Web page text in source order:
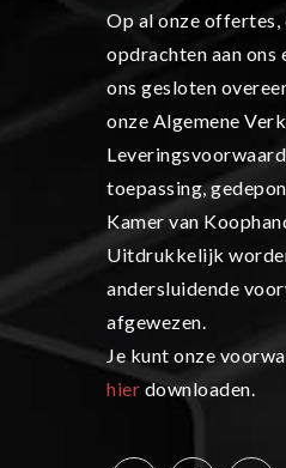
Op al onze offertes,
opdrachten aan ons
ons gesloten
onze Algemene
toepassing,
Kamer van
Uitdrukkelijk
andersluidende
afgewezen.
Je kunt onze
hier downloaden.